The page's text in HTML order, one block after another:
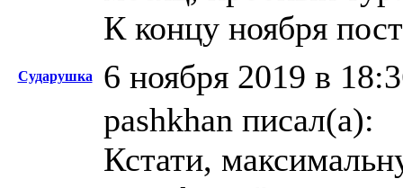
К концу ноября
Сударушка 6 ноября 2019 в
pashkhan писал(а):
Кстати,